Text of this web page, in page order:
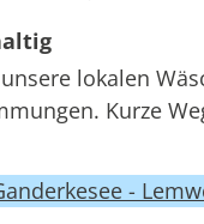
lokalen
Kurze
-